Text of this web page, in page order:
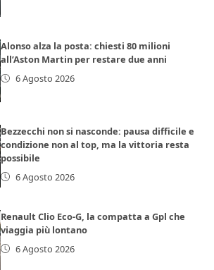
Alonso alza la posta: chiesti 80 milioni
all’Aston Martin per restare due anni
6 Agosto 2026
Bezzecchi non si nasconde: pausa difficile e
condizione non al top, ma la vittoria resta
possibile
6 Agosto 2026
Renault Clio Eco-G, la compatta a Gpl che
viaggia più lontano
6 Agosto 2026